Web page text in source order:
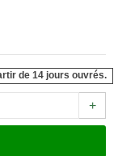
de 14 jours ouvrés.
+